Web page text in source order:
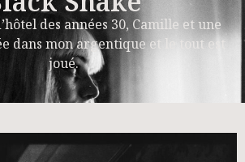
des années 30, Camille et une
dans mon argentique et le tout est
joué.